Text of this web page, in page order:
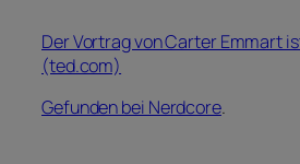
Der Vortrag von Carter Emmart
(ted.com)
Gefunden bei Nerdcore.